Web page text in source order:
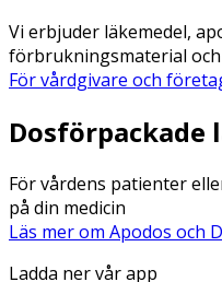
Vi erbjuder läkemedel,
förbrukningsmaterial
För vårdgivare och
Dosförpackade
För vårdens patienter
på din medicin
Läs mer om Apodos och
Ladda ner vår app